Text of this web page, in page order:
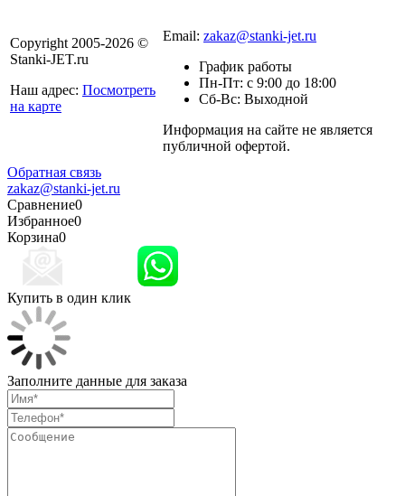
Copyright 2005-2026 ©
Stanki-JET.ru
Наш адрес: Посмотреть
на карте
Email: zakaz@stanki-jet.ru
График работы
Пн-Пт: с 9:00 до 18:00
Сб-Вс: Выходной
Информация на сайте не является
публичной офертой.
Обратная связь
zakaz@stanki-jet.ru
Сравнение0
Избранное0
Корзина0
Купить в один клик
Заполните данные для заказа